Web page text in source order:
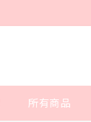
所有商品